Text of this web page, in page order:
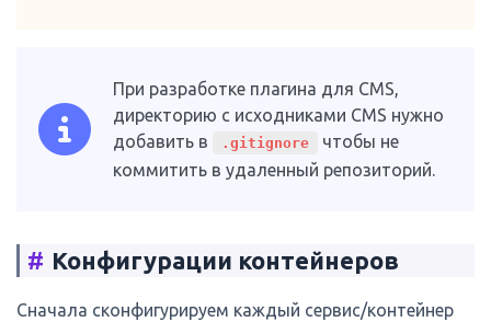
При разработке плагина для CMS,
директорию с исходниками CMS нужно
добавить в
.gitignore
чтобы не
коммитить в удаленный репозиторий.
# Конфигурации контейнеров
Сначала сконфигурируем каждый сервис/контейнер